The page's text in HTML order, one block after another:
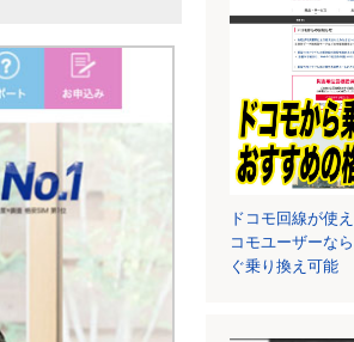
ドコモ回線が使
コモユーザーな
ぐ乗り換え可能